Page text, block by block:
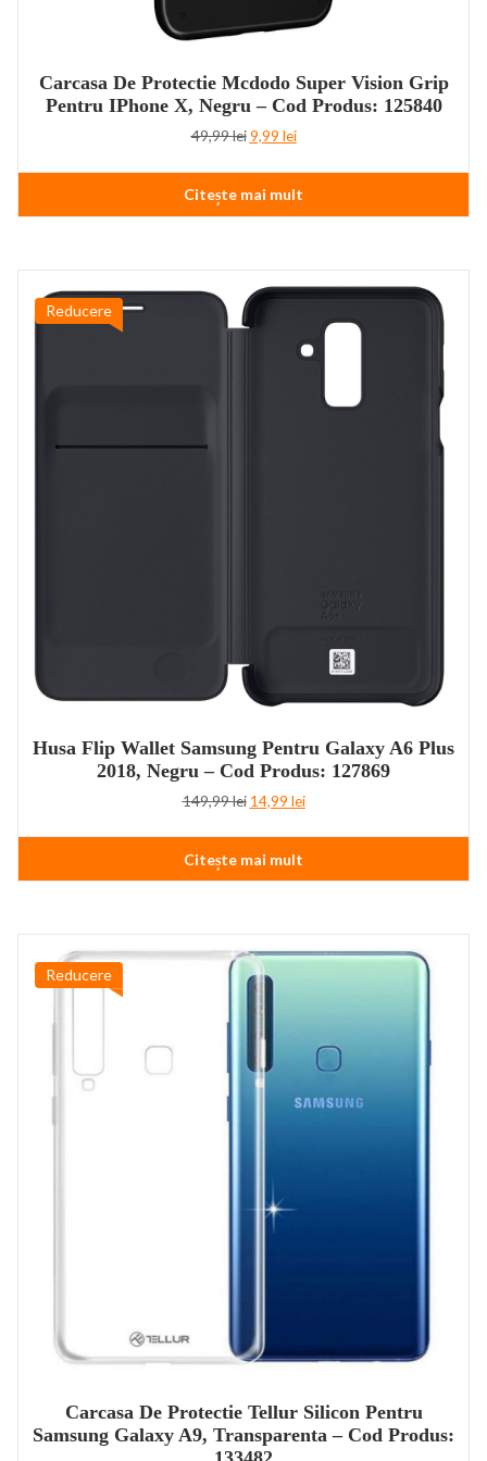
Carcasa De Protectie Mcdodo Super Vision Grip
Pentru IPhone X, Negru – Cod Produs: 125840
49,99lei Prețul
a
fost:
49,99 lei.
9,99 leiPrețul
este:
9,99 lei.
Citește mai mult
Reducere
Husa Flip Wallet Samsung Pentru Galaxy A6 Plus
2018, Negru – Cod Produs: 127869
149,99lei Prețul
a
fost:
149,99 lei.
14,99 leiPrețul
este:
Citește mai mult
Reducere
Carcasa De Protectie Tellur Silicon Pentru
Samsung Galaxy A9, Transparenta – Cod Produs: